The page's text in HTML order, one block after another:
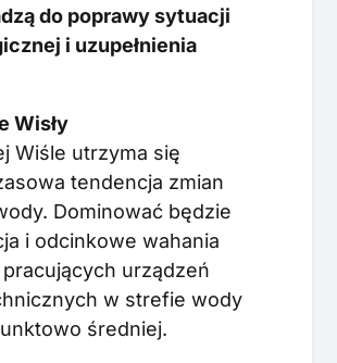
do poprawy sytuacji
i uzupełnienia
Wisły
Wiśle utrzyma się
tendencja zmian
Dominować będzie
i odcinkowe wahania
urządzeń
w strefie wody
średniej.